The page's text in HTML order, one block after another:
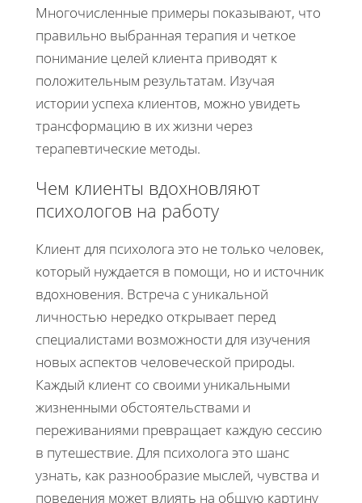
Многочисленные примеры показывают, что
правильно выбранная терапия и четкое
понимание целей клиента приводят к
положительным результатам. Изучая
истории успеха клиентов, можно увидеть
трансформацию в их жизни через
терапевтические методы.
Чем клиенты вдохновляют
психологов на работу
Клиент для психолога это не только человек,
который нуждается в помощи, но и источник
вдохновения. Встреча с уникальной
личностью нередко открывает перед
специалистами возможности для изучения
новых аспектов человеческой природы.
Каждый клиент со своими уникальными
жизненными обстоятельствами и
переживаниями превращает каждую сессию
в путешествие. Для психолога это шанс
узнать, как разнообразие мыслей, чувства и
поведения может влиять на общую картину